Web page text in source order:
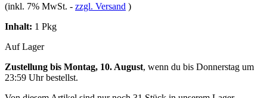
(inkl. 7% MwSt. - zzgl. Versand )
Inhalt: 1 Pkg
Auf Lager
Zustellung bis Montag, 10. August, wenn du bis Donnerstag um
23:59 Uhrbestellst.